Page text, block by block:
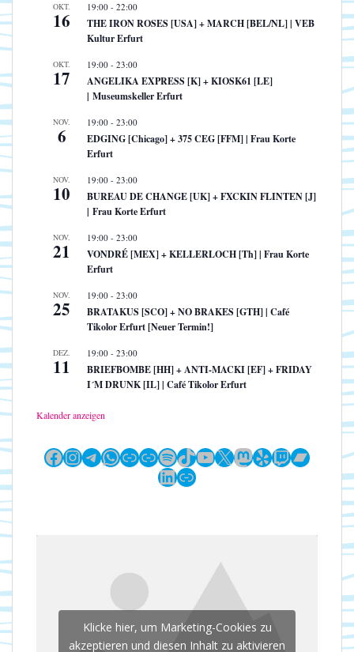
OKT.
16
19:00 - 22:00
THE IRON ROSES [USA] + MARCH [BEL/NL] | VEB
Kultur Erfurt
OKT.
17
19:00 - 23:00
ANGELIKA EXPRESS [K] + KIOSK61 [LE]
| Museumskeller Erfurt
NOV.
6
19:00 - 23:00
EDGING [Chicago] + 375 CEG [FFM] | Frau Korte
Erfurt
NOV.
10
19:00 - 23:00
BUREAU DE CHANGE [UK] + FXCKIN FLINTEN [J]
| Frau Korte Erfurt
NOV.
21
19:00 - 23:00
VONDRÉ [MEX] + KELLERLOCH [Th] | Frau Korte
Erfurt
NOV.
25
19:00 - 23:00
BRATAKUS [SCO] + NO BRAKES [GTH] | Café
Tikolor Erfurt [Neuer Termin!]
DEZ.
11
19:00 - 23:00
BRIEFBOMBE [HH] + ANTI-MACKI [EF] + FRIDAY
I´M DRUNK [IL] | Café Tikolor Erfurt
Kalender anzeigen
Facebook
Instagram
Telegram
WhatsApp
LinkLinkSpotify
TikTok
YouTube
X Mastodon
YelpTwitch
LinkedIn
Link
Klicke hier, um Marketing-Cookies zu
akzeptieren und diesen Inhalt zu aktivieren